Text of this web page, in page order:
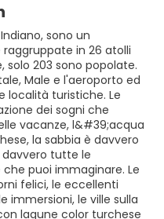
sono un
raggruppate in 26 atolli
solo 203 sono popolate.
Male e l'aeroporto ed
località turistiche. Le
dei sogni che
vacanze, l&#39;acqua
la sabbia è davvero
tutte le
puoi immaginare. Le
felici, le eccellenti
immersioni, le ville sulla
lagune color turchese